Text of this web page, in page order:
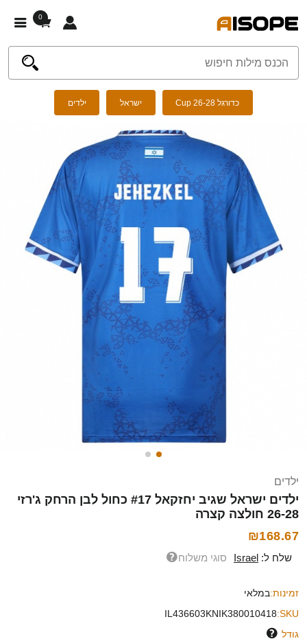
0
כדורגל Cup 26-28 ישראל ילדים
ילדים
ילדים ישראל שגיב יחזקאל #17 כחול לבן הרחק ג'רזי
26-28 חולצה קצרה
₪168.67
שלח ל: Israel סוגי משלוח
זמינות:במלאי
SKU:
IL436603KNIK380010418
גודל